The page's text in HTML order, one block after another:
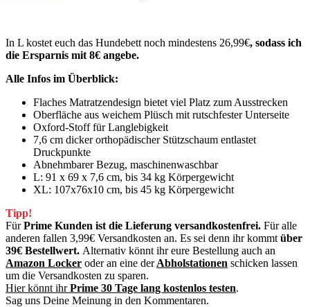
In L kostet euch das Hundebett noch mindestens 26,99€, sodass ich
die Ersparnis mit 8€ angebe.
Alle Infos im Überblick:
Flaches Matratzendesign bietet viel Platz zum Ausstrecken
Oberfläche aus weichem Plüsch mit rutschfester Unterseite
Oxford-Stoff für Langlebigkeit
7,6 cm dicker orthopädischer Stützschaum entlastet
Druckpunkte
Abnehmbarer Bezug, maschinenwaschbar
L: 91 x 69 x 7,6 cm, bis 34 kg Körpergewicht
XL: 107x76x10 cm, bis 45 kg Körpergewicht
Tipp!
FürPrime Kunden ist die Lieferung versandkostenfrei. Für alle
anderen fallen 3,99€ Versandkosten an. Es sei denn ihr kommt über
39€ Bestellwert. Alternativ könnt ihr eure Bestellung auch an
Amazon Locker oder an eine der Abholstationen schicken lassen
um die Versandkosten zu sparen.
Hier könnt ihrPrime 30 Tage lang kostenlos testen.
Sag uns Deine Meinung in den Kommentaren.